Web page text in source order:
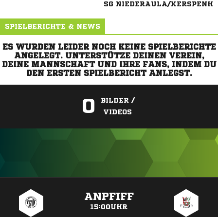
SG NIEDERAULA/KERSPENH
SPIELBERICHTE & NEWS
ES WURDEN LEIDER NOCH KEINE SPIELBERICHTE
ANGELEGT. UNTERSTÜTZE DEINEN VEREIN,
DEINE MANNSCHAFT UND IHRE FANS, INDEM DU
DEN ERSTEN SPIELBERICHT ANLEGST.
0
BILDER /
VIDEOS
ANPFIFF
15:00UHR